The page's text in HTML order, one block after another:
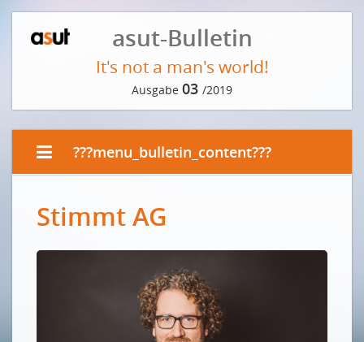
asut-Bulletin
It's not a man's world!
Ausgabe 03 /2019
???menu_bulletin_content???
Frauen in der ICT – eine gesellschaftspolitische
Notwendigkeit
Les femmes dans l'univers des TIC – une nécessité
ALTE ZÖPFE ABSCHNEIDEN
Vorwort der Redaktion
Stimmt AG